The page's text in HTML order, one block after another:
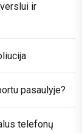
ir
pasaulyje?
telefonų